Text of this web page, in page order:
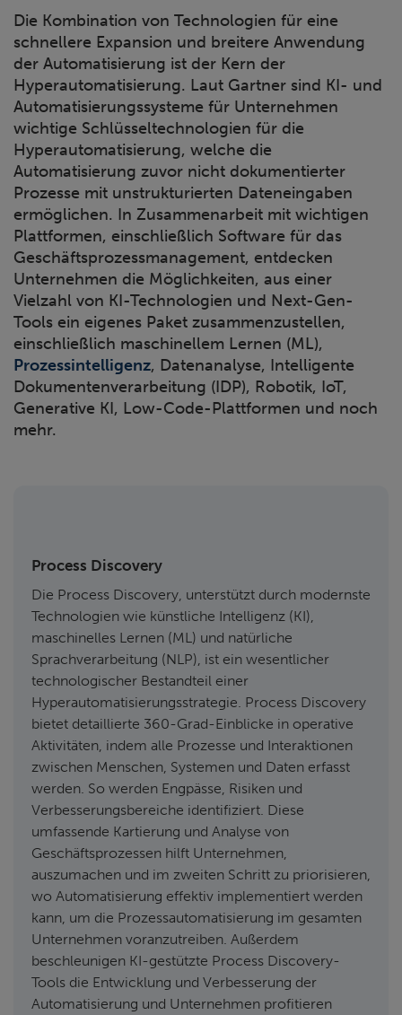
Die Kombination von Technologien für eine
schnellere Expansion und breitere Anwendung
der Automatisierung ist der Kern der
Hyperautomatisierung. Laut Gartner sind KI- und
Automatisierungssysteme für Unternehmen
wichtige Schlüsseltechnologien für die
Hyperautomatisierung, welche die
Automatisierung zuvor nicht dokumentierter
Prozesse mit unstrukturierten Dateneingaben
ermöglichen. In Zusammenarbeit mit wichtigen
Plattformen, einschließlich Software für das
Geschäftsprozessmanagement, entdecken
Unternehmen die Möglichkeiten, aus einer
Vielzahl von KI-Technologien und Next-Gen-
Tools ein eigenes Paket zusammenzustellen,
einschließlich maschinellem Lernen (ML),
Prozessintelligenz, Datenanalyse, Intelligente
Dokumentenverarbeitung (IDP), Robotik, IoT,
Generative KI, Low-Code-Plattformen und noch
mehr.
Process Discovery
Die Process Discovery, unterstützt durch modernste
Technologien wie künstliche Intelligenz (KI),
maschinelles Lernen (ML) und natürliche
Sprachverarbeitung (NLP), ist ein wesentlicher
technologischer Bestandteil einer
Hyperautomatisierungsstrategie. Process Discovery
bietet detaillierte 360-Grad-Einblicke in operative
Aktivitäten, indem alle Prozesse und Interaktionen
zwischen Menschen, Systemen und Daten erfasst
werden. So werden Engpässe, Risiken und
Verbesserungsbereiche identifiziert. Diese
umfassende Kartierung und Analyse von
Geschäftsprozessen hilft Unternehmen,
auszumachen und im zweiten Schritt zu priorisieren,
wo Automatisierung effektiv implementiert werden
kann, um die Prozessautomatisierung im gesamten
Unternehmen voranzutreiben. Außerdem
beschleunigen KI-gestützte Process Discovery-
Tools die Entwicklung und Verbesserung der
Automatisierung und Unternehmen profitieren